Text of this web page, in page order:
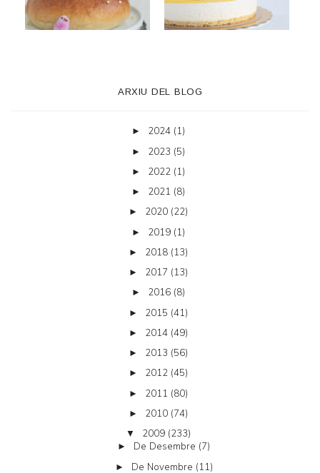
ARXIU DEL BLOG
► 2024 (1)
► 2023 (5)
► 2022 (1)
► 2021 (8)
► 2020 (22)
► 2019 (1)
► 2018 (13)
► 2017 (13)
► 2016 (8)
► 2015 (41)
► 2014 (49)
► 2013 (56)
► 2012 (45)
► 2011 (80)
► 2010 (74)
▼ 2009 (233)
► De Desembre (7)
► De Novembre (11)